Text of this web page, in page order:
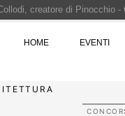
HOME EVENTI
creatore di Pinocchio
Fabrizio Ciappina vince il
dall'anticipazione del
- Concorso di